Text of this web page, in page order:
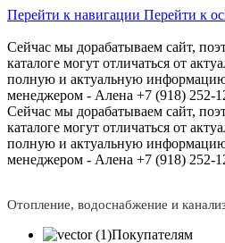
Перейти к навигации Перейти к
Сейчас мы дорабатываем сайт,
каталоге могут отличаться от
полную и актуальную
менеджером - Алена +7 (918) 252-
Сейчас мы дорабатываем сайт,
каталоге могут отличаться от
полную и актуальную
менеджером - Алена +7 (918) 252-
Отопление, водоснабжение и
Покупателям